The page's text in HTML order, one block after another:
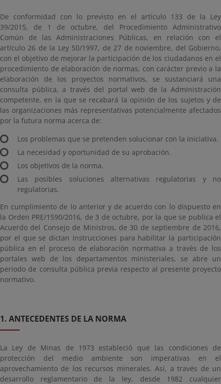
De conformidad con lo previsto en el artículo 133 de la Ley
39/2015, de 1 de octubre, del Procedimiento Administrativo
Común de las Administraciones Públicas, en relación con el
artículo 26 de la Ley 50/1997, de 27 de noviembre, del Gobierno,
con el objetivo de mejorar la participación de los ciudadanos en el
procedimiento de elaboración de normas, con carácter previo a la
elaboración de los proyectos normativos, se sustanciará una
consulta pública, a través del portal web de la Administración
competente, en la que se recabará la opinión de los sujetos y de
las organizaciones más representativas potencialmente afectados
por la futura norma acerca de:
Los problemas que se pretenden solucionar con la iniciativa.
La necesidad y oportunidad de su aprobación.
Los objetivos de la norma.
Las posibles soluciones alternativas regulatorias y no
regulatorias.
En cumplimiento de lo anterior y de acuerdo con lo dispuesto en
la Orden PRE/1590/2016, de 3 de octubre, por la que se publica el
Acuerdo del Consejo de Ministros, de 30 de septiembre de 2016,
por el que se dictan instrucciones para habilitar la participación
pública en el proceso de elaboración normativa a través de los
portales web de los departamentos ministeriales, se abre un
periodo de consulta pública previa respecto al presente proyecto
normativo.
1. ANTECEDENTES DE LA NORMA
La Ley de Minas de 1973 estableció que las condiciones de
protección del medio ambiente son imperativas en el
aprovechamiento de los recursos minerales. Así, a través de un
desarrollo reglamentario de la ley, desde 1982 cualquier